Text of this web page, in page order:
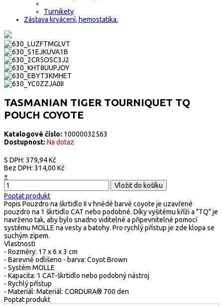
Turnikety
Zástava krvácení, hemostatika.
TASMANIAN TIGER TOURNIQUET TQ
POUCH COYOTE
Katalogové číslo: 10000032563
Dostupnost: Na dotaz
S DPH: 379,94 Kč
Bez DPH: 314,00 Kč
×
Poptat produkt
Popis Pouzdro na škrtidlo II v hnědé barvě coyote je uzavřené
pouzdro na 1 škrtidlo CAT nebo podobné. Díky vyšitému kříži a "TQ" je
navrženo tak, aby bylo snadno viditelné a připevnitelné pomocí
systému MOLLE na vesty a batohy. Pro rychlý přístup je zde klopa se
suchým zipem.
Vlastnosti
- Rozměry: 17 x 6 x 3 cm
- Barevně odlišeno - barva: Coyot Brown
- Systém MOLLE
- Kapacita: 1 CAT-škrtidlo nebo podobný nástroj
- Rychlý přístup
- Materiál: Materiál: CORDURA® 700 den
Poptat produkt